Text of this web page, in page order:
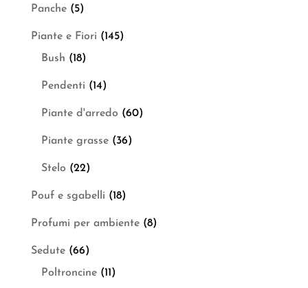
Panche (5)
Piante e Fiori (145)
Bush (18)
Pendenti (14)
Piante d'arredo (60)
Piante grasse (36)
Stelo (22)
Pouf e sgabelli (18)
Profumi per ambiente (8)
Sedute (66)
Poltroncine (11)